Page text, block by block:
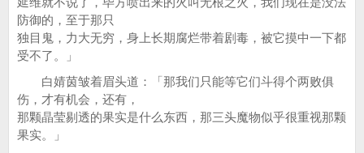
防御的，至于那只
独目鬼，力大无穷，身上长期腐烂带着剧毒，被它摸中一下都
受不了。」
白婧茵皱着眉头道：「那我们只能等它们斗得个两败俱
伤，才有机会，还有，
那颗晶莹剔透的果实是什么东西，那三头魔物似乎很重视那颗
果实。」